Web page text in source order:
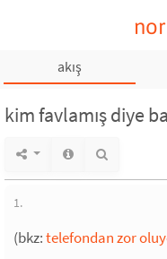
akış
kim favlamış diye
1.
(bkz:telefondan zor